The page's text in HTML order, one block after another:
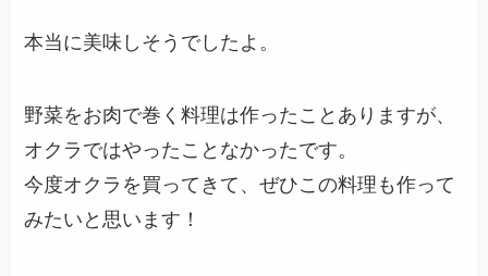
本当に美味しそうでしたよ。
野菜をお肉で巻く料理は作ったことありますが、
オクラではやったことなかったです。
今度オクラを買ってきて、ぜひこの料理も作って
みたいと思います！